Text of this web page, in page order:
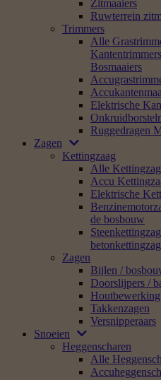
Zitmaaiers
Ruwterrein
Trimmers
Alle
Bosmaaiers
Elektrische
Ruggedragen
Zagen
Kettingzaag
Alle
Accu
Elektrische
de bosbouw
Zagen
Bijlen /
Doorslijpers /
Houtbewerking
Takkenzagen
Versnipperaars
Snoeien
Heggenscharen
Alle